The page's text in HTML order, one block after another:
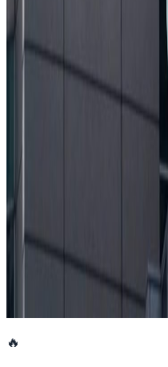
इनिसा मृत्यु प्रकरण :
न्युजिल्यान्डमै
अष्ट्रेलियाको सरकारी
आन्दोलनमा
🔥